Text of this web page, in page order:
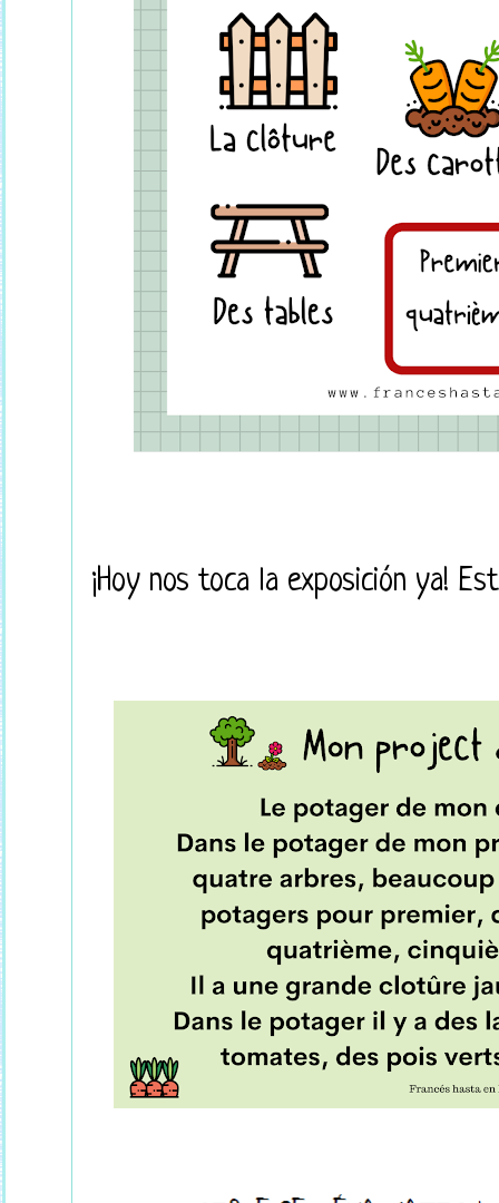
¡Hoy nos toca la exposición ya!